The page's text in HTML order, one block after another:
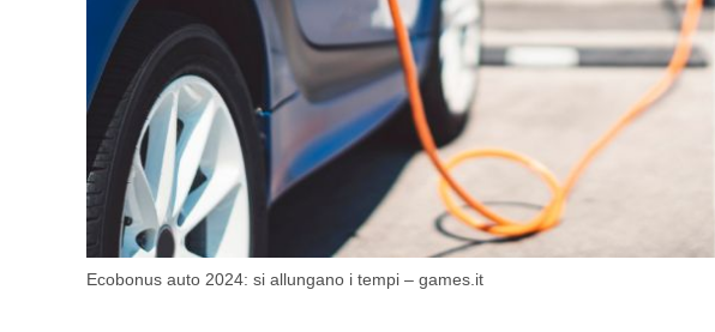
Ecobonus auto 2024: si allungano i tempi – games.it